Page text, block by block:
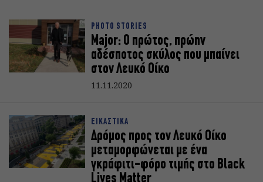
PHOTO STORIES
Major: O πρώτος, πρώην
αδέσποτος σκύλος που μπαίνει
στον Λευκό Οίκο
11.11.2020
ΕΙΚΑΣΤΙΚΑ
Δρόμος προς τον Λευκό Οίκο
μεταμορφώνεται με ένα
γκράφιτι-φόρο τιμής στο Black
Lives Matter